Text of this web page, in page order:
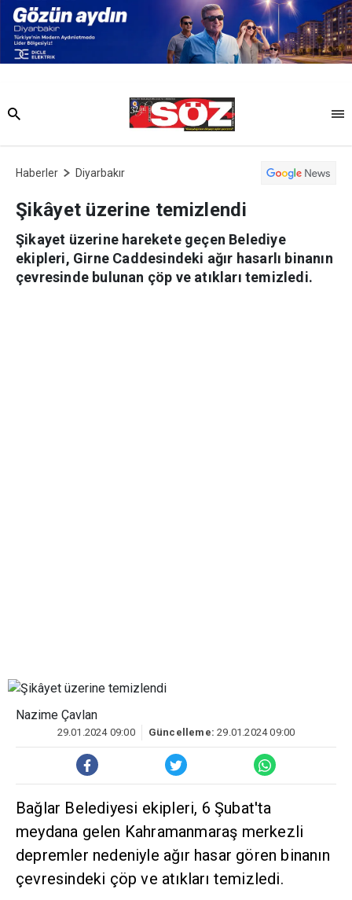
Haberler Diyarbakır
Şikâyet üzerine temizlendi
Şikayet üzerine harekete geçen Belediye
ekipleri, Girne Caddesindeki ağır hasarlı binanın
çevresinde bulunan çöp ve atıkları temizledi.
Nazime Çavlan
29.01.2024 09:00 Güncelleme: 29.01.2024 09:00
Bağlar Belediyesi ekipleri, 6 Şubat'ta
meydana gelen Kahramanmaraş merkezli
depremler nedeniyle ağır hasar gören binanın
çevresindeki çöp ve atıkları temizledi.